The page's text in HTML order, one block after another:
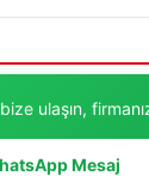
ulaşın,
Mesaj